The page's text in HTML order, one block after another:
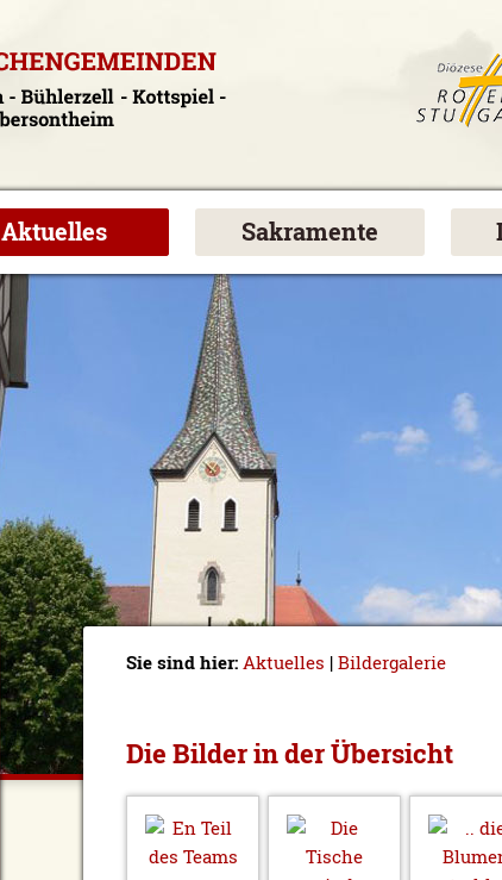
Aktuelles Sakramente
Sie sind hier:Aktuelles |Bildergalerie
Die Bilder in der Übersicht